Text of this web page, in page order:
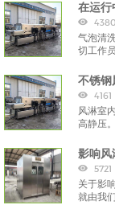
在运行
4380
气泡清
切工作
不锈钢
4161
风淋室
高静压
影响风
5721
关于影
就由我